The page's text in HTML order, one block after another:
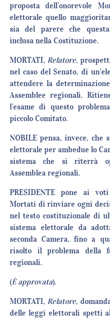
proposta dell’onorevole
elettorale quello
sia del parere che
inclusa nella Costituzione.
MORTATI,Relatore,
nel caso del Senato, di
attendere la
Assemblee regionali.
l’esame di questo
piccolo Comitato.
NOBILE pensa, invece, che
elettorale per ambedue lo
sistema che si riterrà
Assemblea regionali.
PRESIDENTE pone ai
Mortati di rinviare ogni
nel testo costituzionale di
sistema elettorale da
seconda Camera, fino a
risolto il problema della
regionali.
(È approvata).
MORTATI,Relatore,
delle leggi elettorali spetti